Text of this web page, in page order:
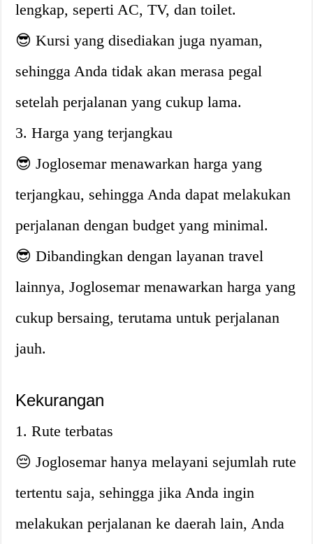
lengkap, seperti AC, TV, dan toilet.
😎 Kursi yang disediakan juga nyaman,
sehingga Anda tidak akan merasa pegal
setelah perjalanan yang cukup lama.
3. Harga yang terjangkau
😎 Joglosemar menawarkan harga yang
terjangkau, sehingga Anda dapat melakukan
perjalanan dengan budget yang minimal.
😎 Dibandingkan dengan layanan travel
lainnya, Joglosemar menawarkan harga yang
cukup bersaing, terutama untuk perjalanan
jauh.
Kekurangan
1. Rute terbatas
😔 Joglosemar hanya melayani sejumlah rute
tertentu saja, sehingga jika Anda ingin
melakukan perjalanan ke daerah lain, Anda